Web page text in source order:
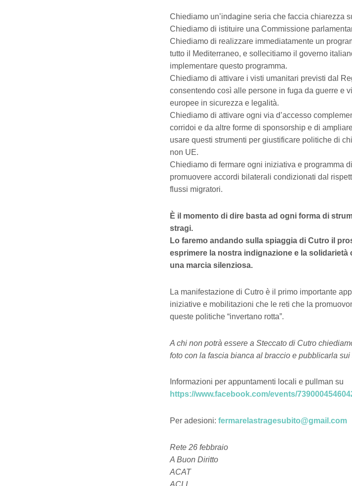
Chiediamo un’indagine seria che faccia chiarezza
Chiediamo di istituire una Commissione
Chiediamo di realizzare immediatamente un
tutto il Mediterraneo, e sollecitiamo il governo
implementare questo programma.
Chiediamo di attivare i visti umanitari previsti dal
consentendo così alle persone in fuga da guerre e
europee in sicurezza e legalità.
Chiediamo di attivare ogni via d’accesso
corridoi e da altre forme di sponsorship e di
usare questi strumenti per giustificare politiche di
non UE.
Chiediamo di fermare ogni iniziativa e programma
promuovere accordi bilaterali condizionati dal
flussi migratori.
È il momento di dire basta ad ogni forma di
stragi.
Lo faremo andando sulla spiaggia di Cutro il
esprimere la nostra indignazione e la solidarietà
una marcia silenziosa.
La manifestazione di Cutro è il primo importante
iniziative e mobilitazioni che le reti che la
queste politiche “invertano rotta”.
A chi non potrà essere a Steccato di Cutro
foto con la fascia bianca al braccio e pubblicarla sui
Informazioni per appuntamenti locali e pullman su
https://www.facebook.com/events/
Per adesioni: fermarelastragesubito@gmail.com
Rete 26 febbraio
A Buon Diritto
ACAT
ACLI